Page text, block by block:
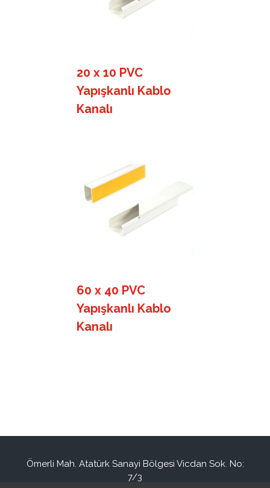
20 x 10 PVC
Yapışkanlı Kablo
Kanalı
60 x 40 PVC
Yapışkanlı Kablo
Kanalı
Ömerli Mah. Atatürk Sanayi Bölgesi Vicdan Sok. No:
7/3